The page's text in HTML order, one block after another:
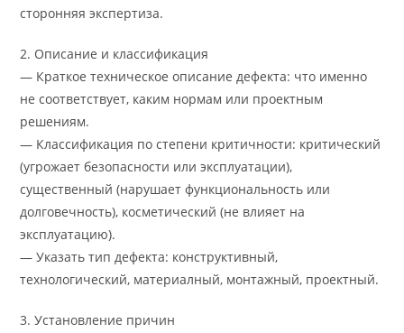
сторонняя экспертиза.
2. Описание и классификация
— Краткое техническое описание дефекта: что именно
не соответствует, каким нормам или проектным
решениям.
— Классификация по степени критичности: критический
(угрожает безопасности или эксплуатации),
существенный (нарушает функциональность или
долговечность), косметический (не влияет на
эксплуатацию).
— Указать тип дефекта: конструктивный,
технологический, материалный, монтажный, проектный.
3. Установление причин